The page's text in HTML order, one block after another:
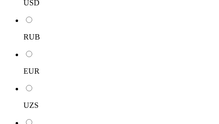
USD
RUB
EUR
UZS